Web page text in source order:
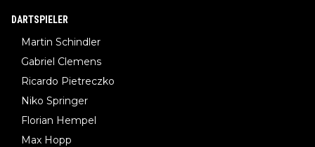
DARTSPIELER
Martin Schindler
Gabriel Clemens
Ricardo Pietreczko
Niko Springer
Florian Hempel
Max Hopp